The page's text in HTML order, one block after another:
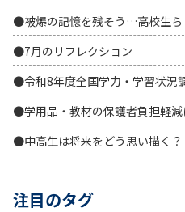
●被爆の記憶を残そう…高校生ら
●7月のリフレクション
●令和8年度全国学力・学習状況
●学用品・教材の保護者負担軽
●中高生は将来をどう思い描く
注目のタグ